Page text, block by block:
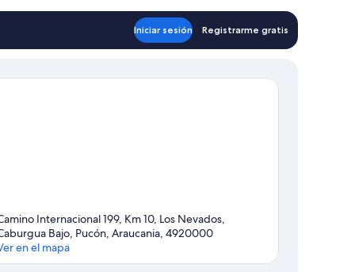
Iniciar sesión Registrarme gratis
Internacional 199, Km 10, Los Nevados,
Bajo, Pucón, Araucania, 4920000
en el mapa